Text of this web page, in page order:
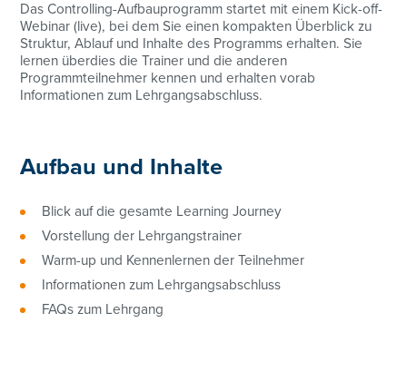
Das Controlling-Aufbauprogramm startet mit einem Kick-off-
Webinar (live), bei dem Sie einen kompakten Überblick zu
Struktur, Ablauf und Inhalte des Programms erhalten. Sie
lernen überdies die Trainer und die anderen
Programmteilnehmer kennen und erhalten vorab
Informationen zum Lehrgangsabschluss.
Aufbau und Inhalte
Blick auf die gesamte Learning Journey
Vorstellung der Lehrgangstrainer
Warm-up und Kennenlernen der Teilnehmer
Informationen zum Lehrgangsabschluss
FAQs zum Lehrgang